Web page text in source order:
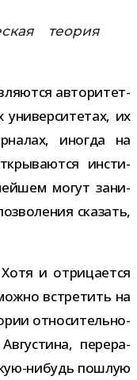
тео­рия
авто­ри­тет­
их
ино­гда на
инсти­
могут зани­
ска­зать,
и отри­ца­ется
встре­тить на
отно­си­тель­но­
пере­ра­
​нибудь пош­лую